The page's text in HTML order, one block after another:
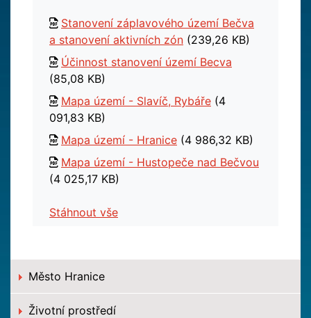
Stanovení záplavového území Bečva
a stanovení aktivních zón (239,26 KB)
Účinnost stanovení území Becva
(85,08 KB)
Mapa území - Slavíč, Rybáře (4
091,83 KB)
Mapa území - Hranice (4 986,32 KB)
Mapa území - Hustopeče nad Bečvou
(4 025,17 KB)
Stáhnout vše
Město Hranice
Životní prostředí